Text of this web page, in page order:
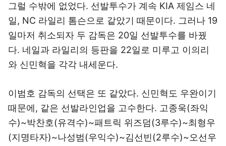
그럴 수밖에 없었다. 선발투수가 계속 KIA 제임스 네
일, NC 라일리 톰슨으로 같았기 때문이다. 그러나 19
일마저 취소되자 두 감독은 20일 선발투수를 바꿨
다. 네일과 라일리의 등판을 22일로 미루고 이의리
와 신민혁을 각각 내세운다.
이범호 감독의 선택은 또 같았다. 신민혁도 우완이기
때문에, 같은 선발라인업을 고수한다. 고종욱(좌익
수)~박찬호(유격수)~패트릭 위즈덤(3루수)~최형우
(지명타자)~나성범(우익수)~김선빈(2루수)~오선우